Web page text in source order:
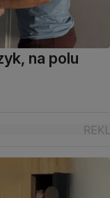
na polu